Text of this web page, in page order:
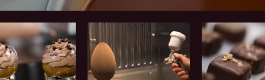
pulverizadora
Bombones
recubiertos
o
bañados